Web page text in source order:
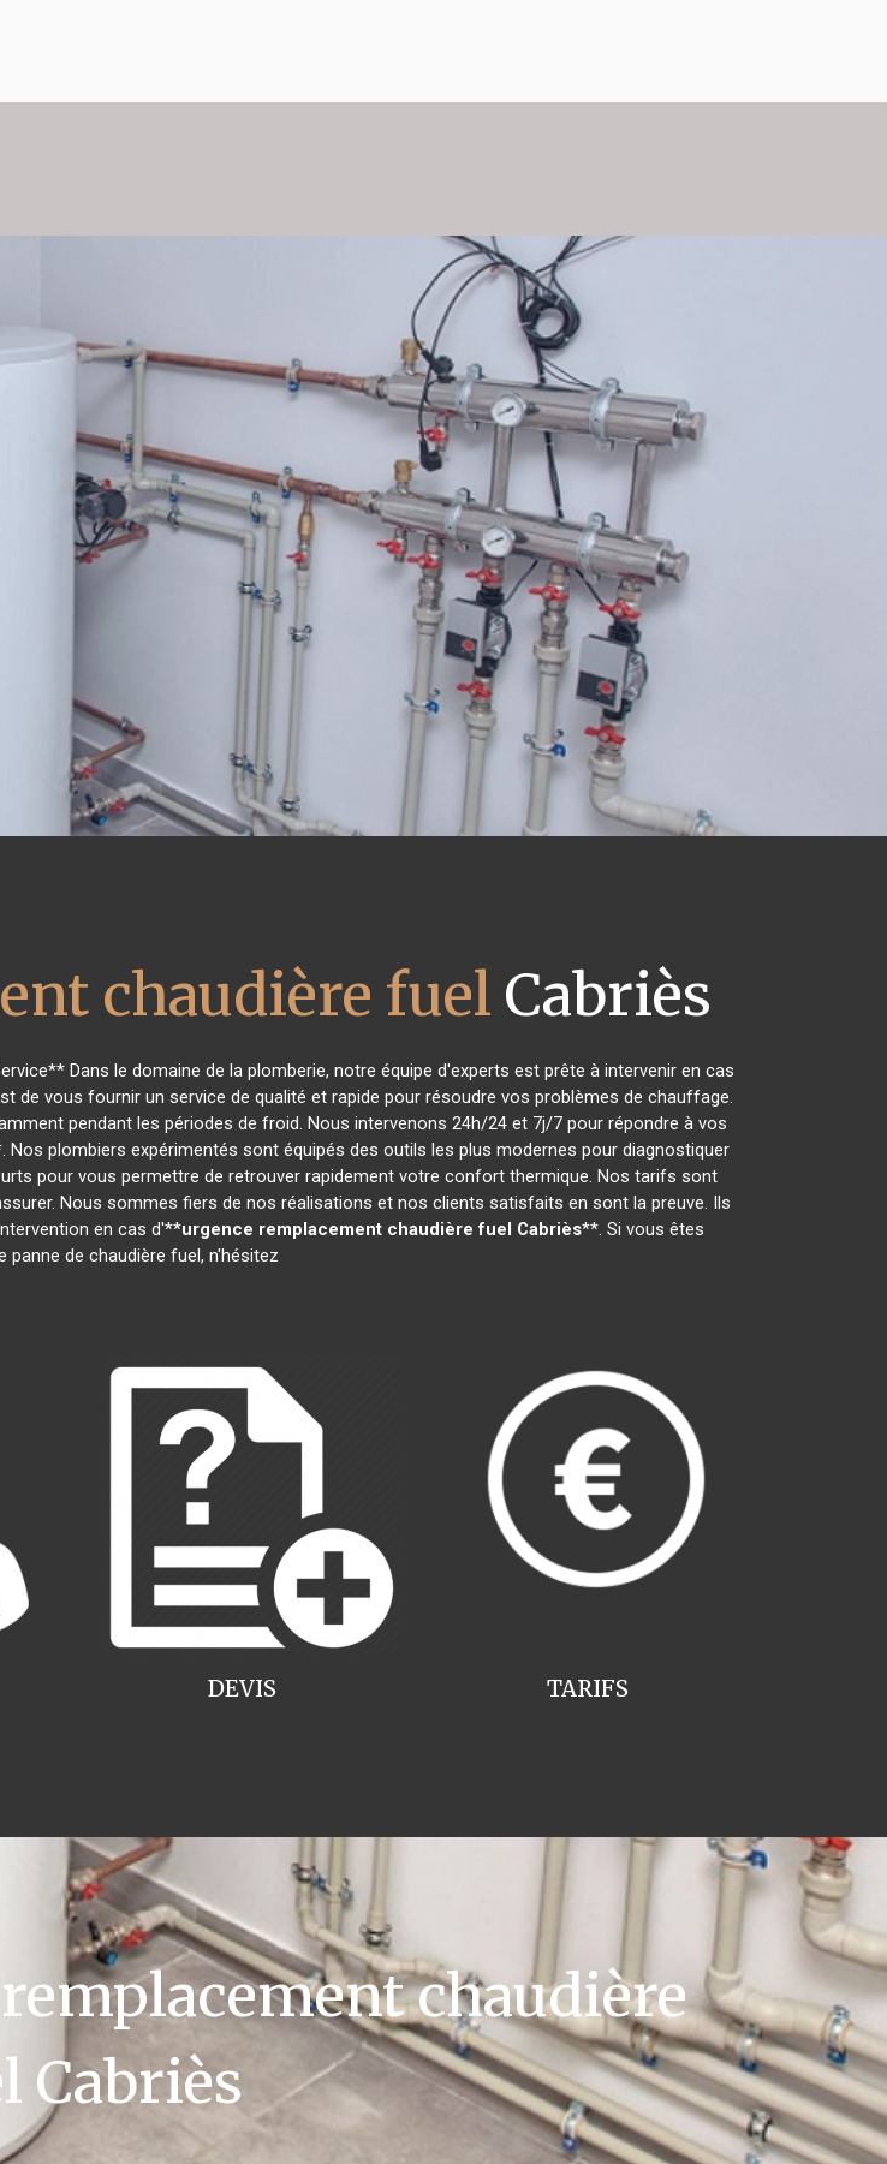
chaudière fuel Cabriès
Dans le domaine de la plomberie, notre équipe d'experts est prête à intervenir en cas
de vous fournir un service de qualité et rapide pour résoudre vos problèmes de chauffage.
pendant les périodes de froid. Nous intervenons 24h/24 et 7j/7 pour répondre à vos
Nos plombiers expérimentés sont équipés des outils les plus modernes pour diagnostiquer
pour vous permettre de retrouver rapidement votre confort thermique. Nos tarifs sont
Nous sommes fiers de nos réalisations et nos clients satisfaits en sont la preuve. Ils
en cas d'**urgence remplacement chaudière fuel Cabriès**. Si vous êtes
panne de chaudière fuel, n'hésitez
TARIFS
DEVIS
chaudière
Cabriès